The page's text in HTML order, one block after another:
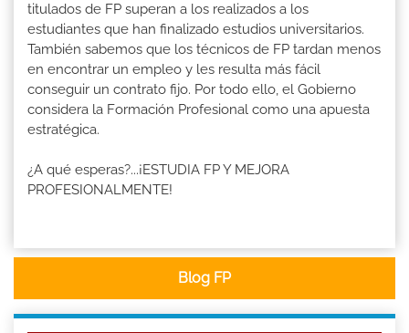
titulados de FP superan a los realizados a los
estudiantes que han finalizado estudios universitarios.
También sabemos que los técnicos de FP tardan menos
en encontrar un empleo y les resulta más fácil
conseguir un contrato fijo. Por todo ello, el Gobierno
considera la Formación Profesional como una apuesta
estratégica.
¿A qué esperas?...¡ESTUDIA FP Y MEJORA
PROFESIONALMENTE!
Blog FP